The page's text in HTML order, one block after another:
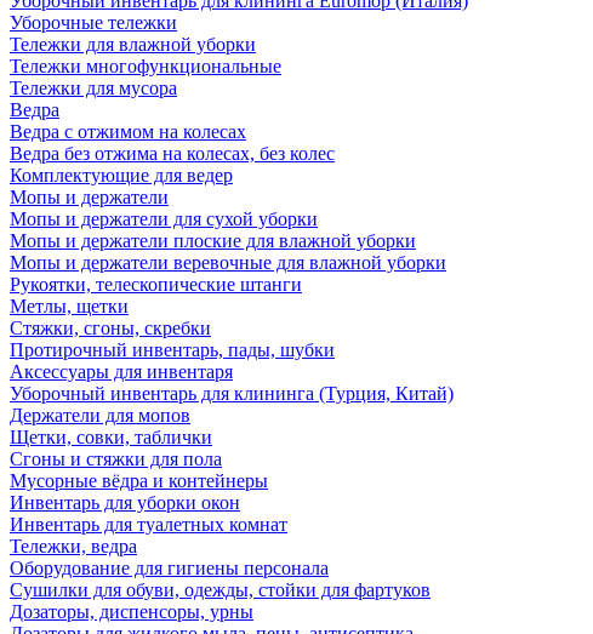
Уборочные тележки
Тележки для влажной уборки
Тележки многофункциональные
Тележки для мусора
Ведра
Ведра с отжимом на колесах
Ведра без отжима на колесах, без колес
Комплектующие для ведер
Мопы и держатели
Мопы и держатели для сухой уборки
Мопы и держатели плоские для влажной уборки
Мопы и держатели веревочные для влажной уборки
Рукоятки, телескопические штанги
Метлы, щетки
Стяжки, сгоны, скребки
Протирочный инвентарь, пады, шубки
Аксессуары для инвентаря
Уборочный инвентарь для клининга (Турция, Китай)
Держатели для мопов
Щетки, совки, таблички
Сгоны и стяжки для пола
Мусорные вёдра и контейнеры
Инвентарь для уборки окон
Инвентарь для туалетных комнат
Тележки, ведра
Оборудование для гигиены персонала
Сушилки для обуви, одежды, стойки для фартуков
Дозаторы, диспенсоры, урны